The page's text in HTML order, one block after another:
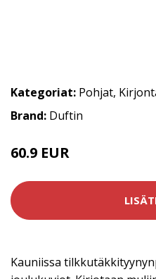
Kategoriat: Pohjat,
Brand: Duftin
60.9 EUR
Kauniissa